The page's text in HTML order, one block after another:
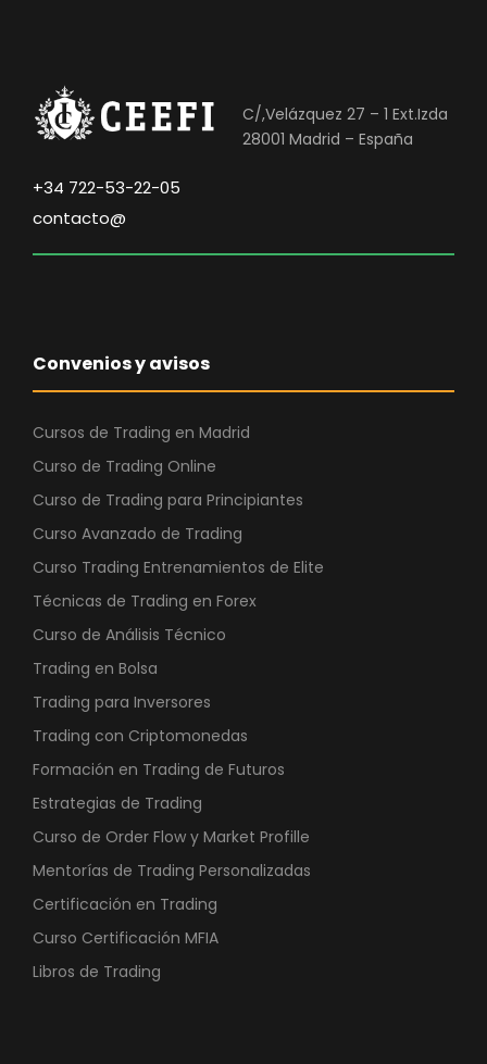
C/,Velázquez 27 – 1 Ext.Izda
28001 Madrid – España
+34 722-53-22-05
contacto@
Convenios y avisos
Cursos de Trading en Madrid
Curso de Trading Online
Curso de Trading para Principiantes
Curso Avanzado de Trading
Curso Trading Entrenamientos de Elite
Técnicas de Trading en Forex
Curso de Análisis Técnico
Trading en Bolsa
Trading para Inversores
Trading con Criptomonedas
Formación en Trading de Futuros
Estrategias de Trading
Curso de Order Flow y Market Profille
Mentorías de Trading Personalizadas
Certificación en Trading
Curso Certificación MFIA
Libros de Trading